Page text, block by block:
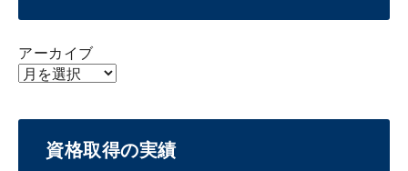
アーカイブ
資格取得の実績